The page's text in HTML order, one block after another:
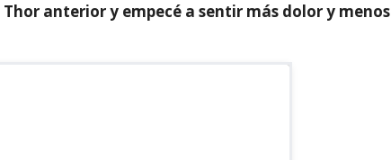
anterior y empecé a sentir más dolor y menos